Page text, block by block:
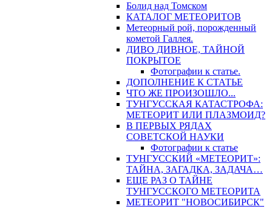
Болид над Томском
КАТАЛОГ МЕТЕОРИТОВ
Метеорный рой, порожденный
кометой Галлея.
ДИВО ДИВНОЕ, ТАЙНОЙ
ПОКРЫТОЕ
Фотографии к статье.
ДОПОЛНЕНИЕ К СТАТЬЕ
ЧТО ЖЕ ПРОИЗОШЛО...
ТУНГУССКАЯ КАТАСТРОФА:
МЕТЕОРИТ ИЛИ ПЛАЗМОИД?
В ПЕРВЫХ РЯДАХ
СОВЕТСКОЙ НАУКИ
Фотографии к статье
ТУНГУССКИЙ «МЕТЕОРИТ»:
ТАЙНА, ЗАГАДКА, ЗАДАЧА…
ЕЩЕ РАЗ О ТАЙНЕ
ТУНГУССКОГО МЕТЕОРИТА
МЕТЕОРИТ "НОВОСИБИРСК"